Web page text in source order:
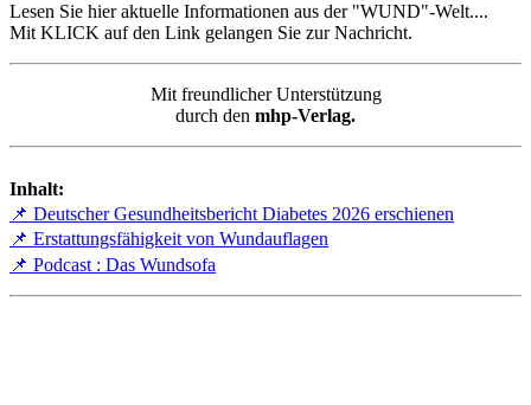
Lesen Sie hier aktuelle Informationen aus der "WUND"-Welt....
Mit KLICK auf den Link gelangen Sie zur Nachricht.
Mit freundlicher Unterstützung
durch den mhp-Verlag.
Inhalt:
📌 Deutscher Gesundheitsbericht Diabetes 2026 erschienen
📌 Erstattungsfähigkeit von Wundauflagen
📌 Podcast : Das Wundsofa